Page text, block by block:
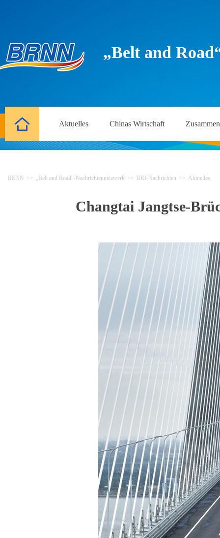
„Belt and
Aktuelles Chinas Wirtschaft
BRNN >> „Belt and Road“-Nachrichtennetzwerk >> BRI-Nachrichten >> Aktuelles
Changtai Jangtse-